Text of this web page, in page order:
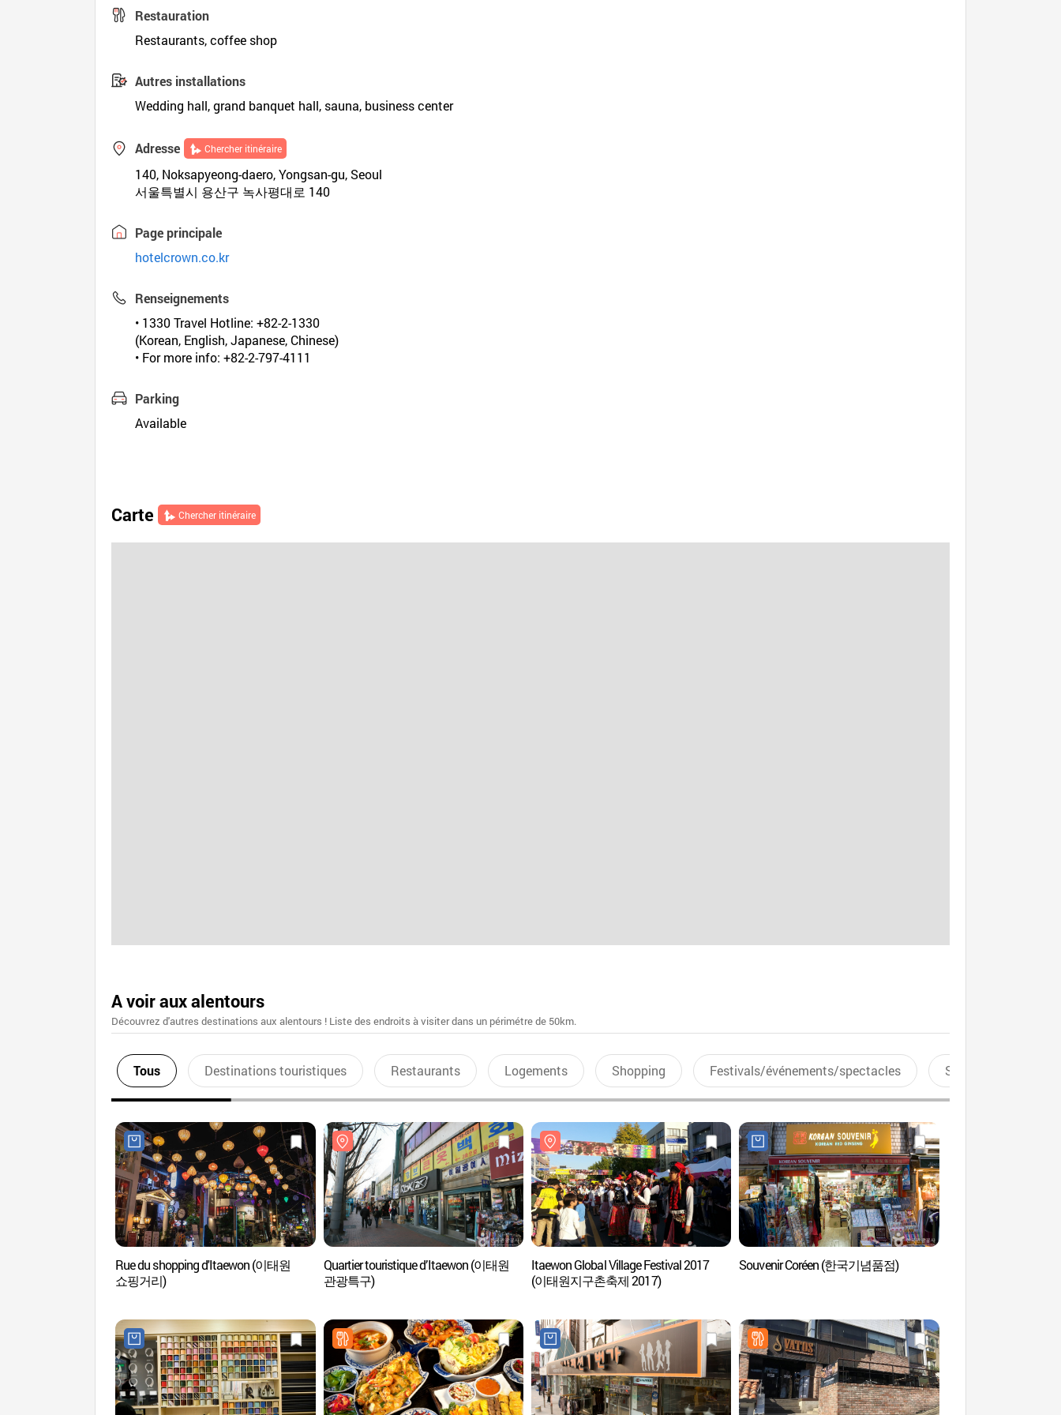
Restauration
Restaurants, coffee shop
Autres installations
Wedding hall, grand banquet hall, sauna, business center
Adresse Chercher itinéraire
140, Noksapyeong-daero, Yongsan-gu, Seoul
서울특별시 용산구 녹사평대로 140
Page principale
hotelcrown.co.kr
Renseignements
• 1330 Travel Hotline: +82-2-1330
(Korean, English, Japanese, Chinese)
• For more info: +82-2-797-4111
Parking
Available
Carte Chercher itinéraire
A voir aux alentours
Découvrez d'autres destinations aux alentours ! Liste des endroits à visiter dans un périmétre de 50km.
Tous Destinations touristiques Restaurants Logements Shopping Festivals/événements/spectacles Sports aquatiques
Rue du shopping d'Itaewon (이태원
쇼핑거리)
Quartier touristique d’Itaewon (이태원
관광특구)
Itaewon Global Village Festival 2017
(이태원지구촌축제 2017)
Souvenir Coréen (한국기념품점)